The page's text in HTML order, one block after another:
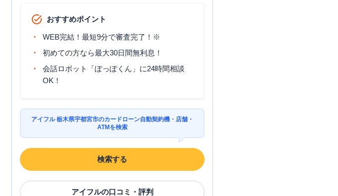
おすすめポイント
WEB完結！最短9分で審査完了！※
初めての方なら最大30日間無利息！
会話ロボット「ぽっぽくん」に24時間相談
OK！
アイフル 栃木県宇都宮市のカードローン自動契約機・店舗・
ATMを検索
検索する
アイフルの口コミ・評判